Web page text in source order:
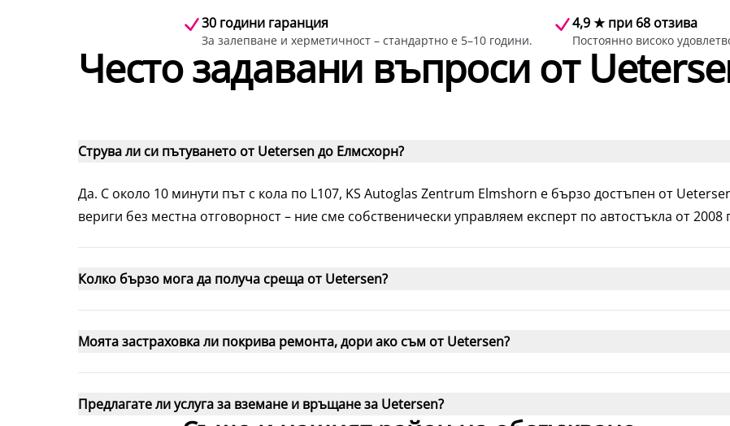
30 години гаранция
За залепване и херметичност – стандартно е 5–10 години.
4,9 ★ при 68 отзива
Постоянно високо
Често задавани въпроси от
Струва ли си пътуването от Uetersen до Елмсхорн?
Да. С около 10 минути път с кола по L107, KS Autoglas Zentrum Elmshorn е бързо достъпен от
вериги без местна отговорност – ние сме собственически управляем експерт по автостъкла от 2008
Колко бързо мога да получа среща от Uetersen?
Моята застраховка ли покрива ремонта, дори ако съм от Uetersen?
Предлагате ли услуга за вземане и връщане за Uetersen?